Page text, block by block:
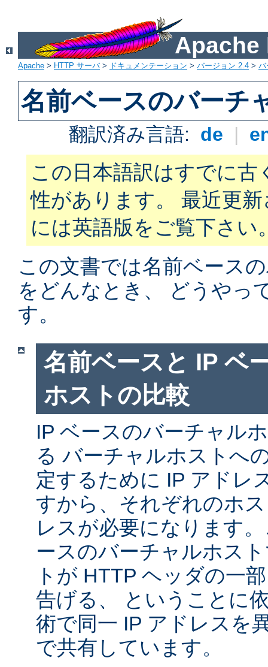
Apache
Apache > HTTP サーバ> ドキュメンテーション > バージョン 2.4 > バ
名前ベースのバーチ
翻訳済み言語: de |
この日本語訳はすでに古
性があります。 最近更
には英語版をご覧下さい
この文書では名前ベース
をどんなとき、 どうやっ
す。
名前ベースと IP ベ
ホストの比較
IP ベースのバーチャル
る バーチャルホストへ
定するために IP アドレ
すから、それぞれのホ
レスが必要になります
ースのバーチャルホス
トが HTTP ヘッダの一
告げる、 ということに
術で同一 IP アドレスを
で共有しています。